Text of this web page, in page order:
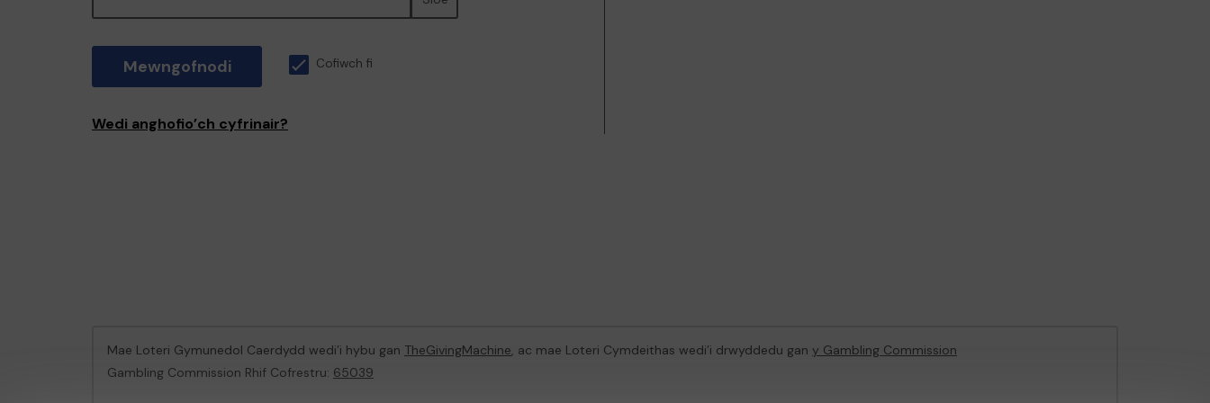
Mewngofnodi Cofiwch fi
Wedi anghofio’ch cyfrinair?
Mae Loteri Gymunedol Caerdydd wedi’i hybu gan TheGivingMachine, ac mae Loteri Cymdeithas wedi’i drwyddedu gan y Gambling Commission
Gambling Commission Rhif Cofrestru: 65039